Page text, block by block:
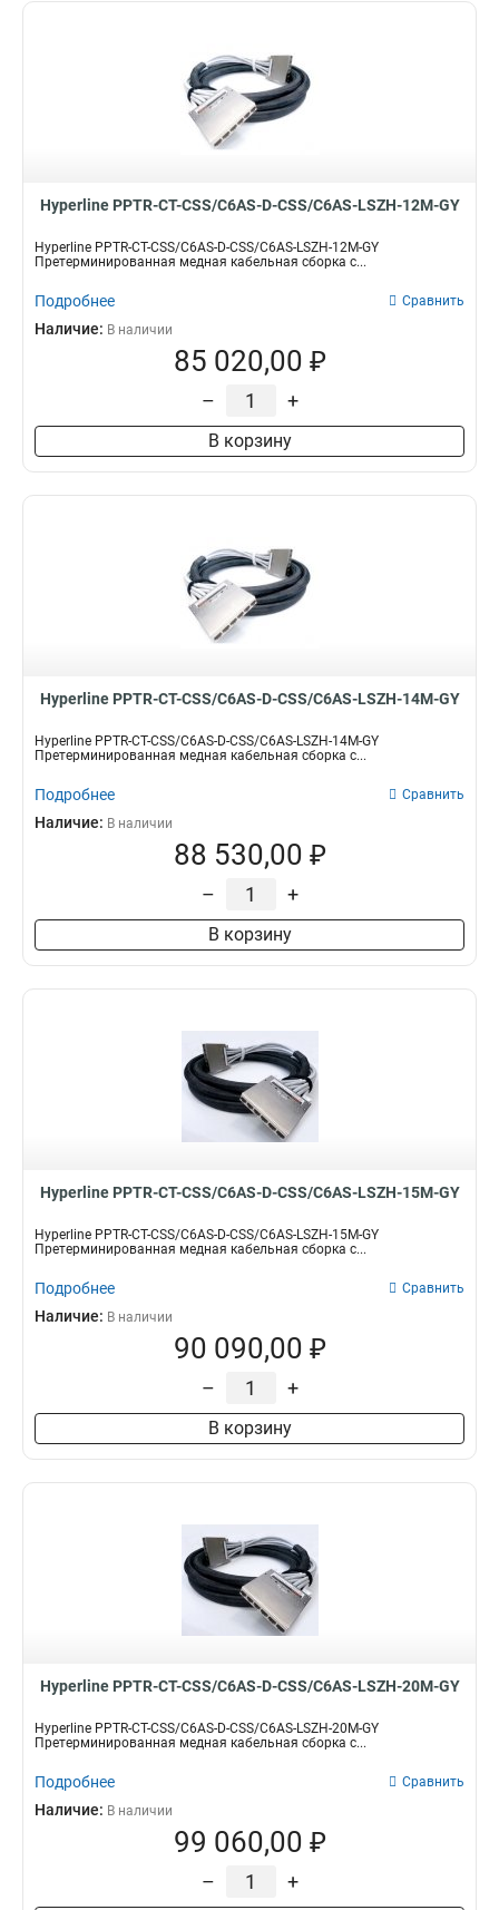
Hyperline PPTR-CT-CSS/C6AS-D-CSS/C6AS-LSZH-12M-GY
Hyperline PPTR-CT-CSS/C6AS-D-CSS/C6AS-LSZH-12M-GY
Претерминированная медная кабельная сборка с...
Подробнее Сравнить
Наличие: В наличии
85 020,00 ₽
– +
В корзину
Hyperline PPTR-CT-CSS/C6AS-D-CSS/C6AS-LSZH-14M-GY
Hyperline PPTR-CT-CSS/C6AS-D-CSS/C6AS-LSZH-14M-GY
Претерминированная медная кабельная сборка с...
Подробнее Сравнить
Наличие: В наличии
88 530,00 ₽
– +
В корзину
Hyperline PPTR-CT-CSS/C6AS-D-CSS/C6AS-LSZH-15M-GY
Hyperline PPTR-CT-CSS/C6AS-D-CSS/C6AS-LSZH-15M-GY
Претерминированная медная кабельная сборка с...
Подробнее Сравнить
Наличие: В наличии
90 090,00 ₽
– +
В корзину
Hyperline PPTR-CT-CSS/C6AS-D-CSS/C6AS-LSZH-20M-GY
Hyperline PPTR-CT-CSS/C6AS-D-CSS/C6AS-LSZH-20M-GY
Претерминированная медная кабельная сборка с...
Подробнее Сравнить
Наличие: В наличии
99 060,00 ₽
– +